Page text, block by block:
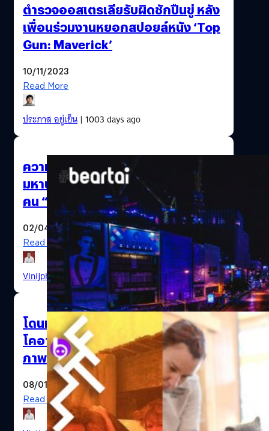
ตำรวจออสเตรเลียรับผิดชักปืนขู่ หลัง
เพื่อนร่วมงานหยอกสปอยล์หนัง ‘Top
Gun: Maverick’
10/11/2023
Read More
ประภาส อยู่เย็น| 1003 days ago
The Great Empty Covid-19 Bangkok
ความว่างเปล่าที่สวยงาม: เยี่ยมชม
มหานครทั่วโลกที่ไร้ความวุ่นวาย เมื่อ
คน “อยู่บ้านหยุดเชื้อ”
02/04/2020
Read More
Vinijphat Kanyapong| 2320 days ago
โดนหลอกไม่รู้ตัว…เมื่อภาพน้อลจิงโจ้-
โคอาล่าจากเหตุไฟป่าออสเตรเลีย เป็น
ภาพจากเหตุการณ์อื่น!
08/01/2020
Read More